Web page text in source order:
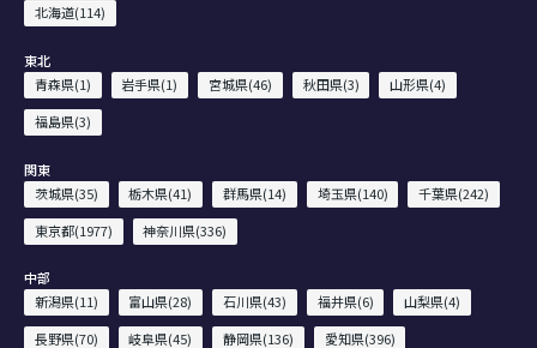
北海道(114)
東北
青森県(1)
岩手県(1) 宮城県(46) 秋田県(3)
山形県(4)
福島県(3)
関東
茨城県(35)
栃木県(41) 群馬県(14) 埼玉県(140)
千葉県(242)
東京都(1977)
神奈川県(336)
中部
新潟県(11)
富山県(28) 石川県(43) 福井県(6)
山梨県(4)
長野県(70)
岐阜県(45) 静岡県(136)
愛知県(396)